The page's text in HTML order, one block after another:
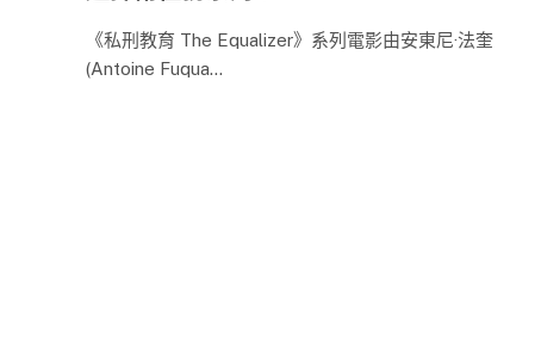
《私刑教育 The Equalizer》系列電影由安東尼·法奎
(Antoine Fuqua…